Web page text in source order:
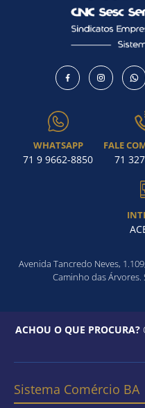
WHATSAPP
71 9 9662-8850
FALE
71
Avenida Tancredo Neves,
Caminho das Árvores.
ACHOU O QUE PROCURA?
Sistema Comércio BA